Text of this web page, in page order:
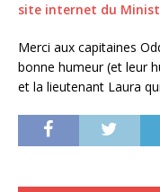
site internet du
Merci aux capitaines
bonne humeur (et leur
et la lieutenant Laura